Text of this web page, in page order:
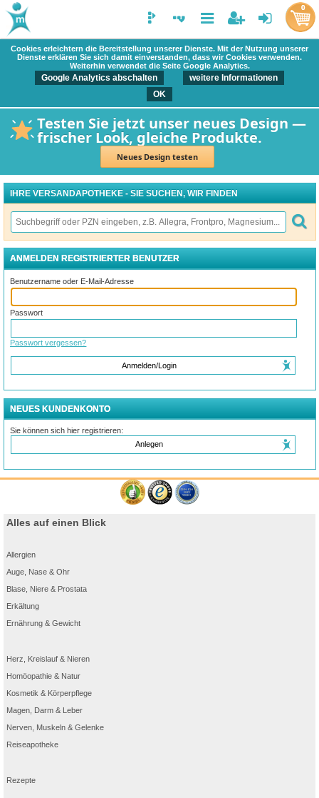
Cookies erleichtern die Bereitstellung unserer Dienste. Mit der Nutzung unserer
Dienste erklären Sie sich damit einverstanden, dass wir Cookies verwenden.
Weiterhin verwendet die Seite Google Analytics.
Google Analytics abschalten
weitere Informationen
OK
Testen Sie jetzt unser neues Design —
frischer Look, gleiche Produkte.
Neues Design testen
0
IHRE VERSANDAPOTHEKE - SIE SUCHEN, WIR FINDEN
ANMELDEN REGISTRIERTER BENUTZER
Benutzername oder E-Mail-Adresse
Passwort
Passwort vergessen?
Anmelden/Login
NEUES KUNDENKONTO
Sie können sich hier registrieren:
Anlegen
Alles auf einen Blick
Allergien
Auge, Nase & Ohr
Blase, Niere & Prostata
Erkältung
Ernährung & Gewicht
Herz, Kreislauf & Nieren
Homöopathie & Natur
Kosmetik & Körperpflege
Magen, Darm & Leber
Nerven, Muskeln & Gelenke
Reiseapotheke
Rezepte